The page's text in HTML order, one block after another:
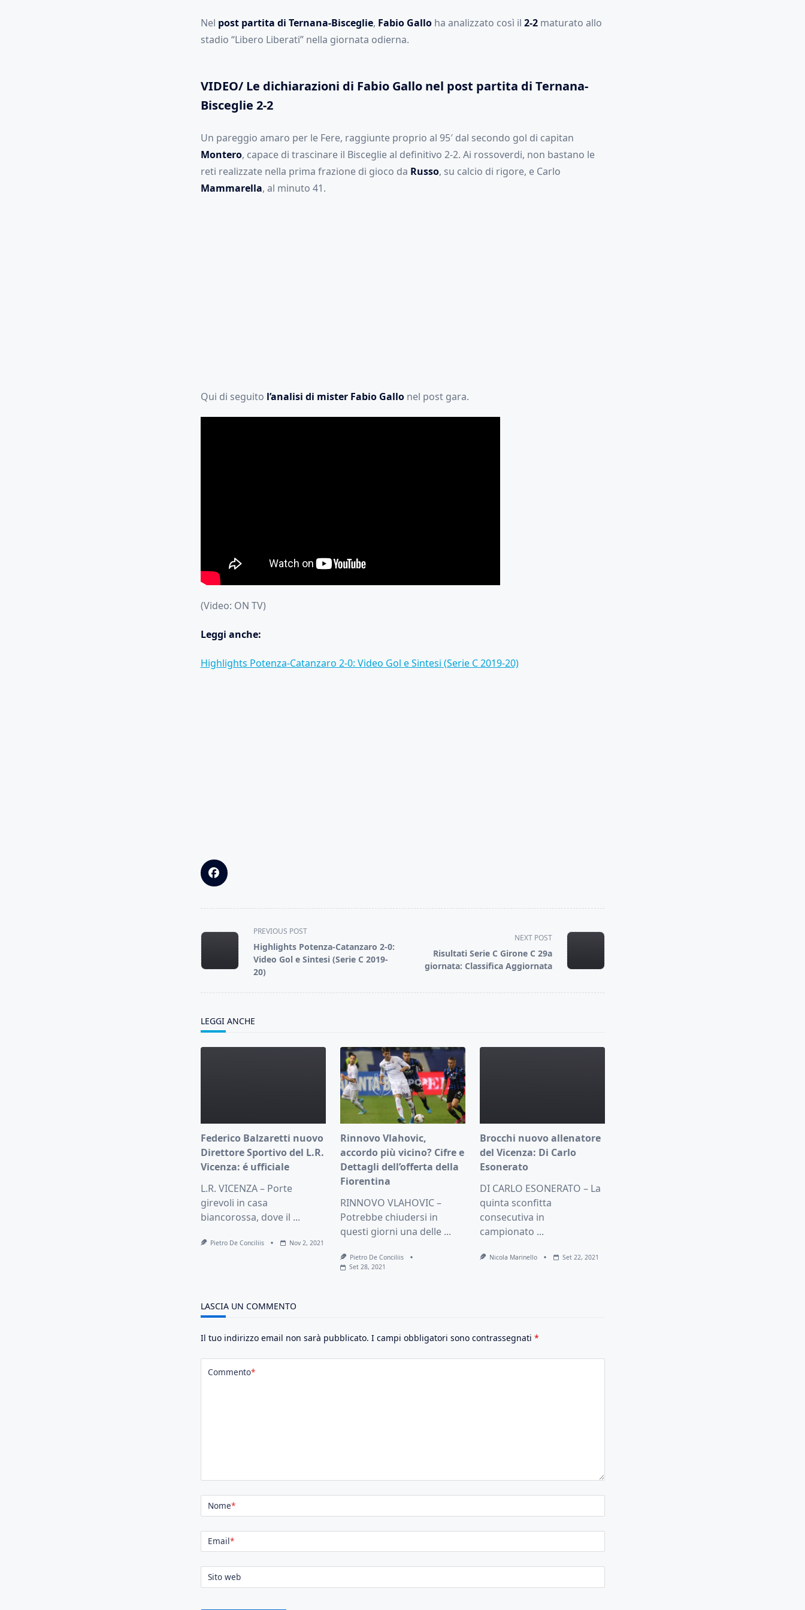
Nel post partita di Ternana-Bisceglie, Fabio Galloha analizzato così il 2-2maturato allo
stadio “Libero Liberati” nella giornata odierna.
VIDEO/ Le dichiarazioni di Fabio Gallo nel post partita di Ternana-
Bisceglie 2-2
Un pareggio amaro per le Fere, raggiunte proprio al 95′ dal secondo gol di capitan
Montero, capace di trascinare il Bisceglie al definitivo 2-2. Ai rossoverdi, non bastano le
reti realizzate nella prima frazione di gioco da Russo, su calcio di rigore, e Carlo
Mammarella, al minuto 41.
Qui di seguito l’analisi di mister Fabio Gallonel post gara.
(Video: ON TV)
Leggi anche:
Highlights Potenza-Catanzaro 2-0: Video Gol e Sintesi (Serie C 2019-20)
<span
class="nav-
subtitle
screen-
PREVIOUS POST
Highlights Potenza-Catanzaro 2-0:
Video Gol e Sintesi (Serie C 2019-
20)
NEXT POST
Risultati Serie C Girone C 29a
giornata: Classifica Aggiornata
LEGGI ANCHE
Federico Balzaretti nuovo
Direttore Sportivo del L.R.
Vicenza: é ufficiale
L.R. VICENZA – Porte
girevoli in casa
biancorossa, dove il ...
Pietro De Conciliis Nov 2, 2021
Rinnovo Vlahovic,
accordo più vicino? Cifre e
Dettagli dell’offerta della
Fiorentina
RINNOVO VLAHOVIC –
Potrebbe chiudersi in
questi giorni una delle ...
Pietro De Conciliis
Set 28, 2021
Brocchi nuovo allenatore
del Vicenza: Di Carlo
Esonerato
DI CARLO ESONERATO – La
quinta sconfitta
consecutiva in
campionato ...
Nicola Marinello Set 22, 2021
LASCIA UN COMMENTO
Il tuo indirizzo email non sarà pubblicato. I campi obbligatori sono contrassegnati *
Commento*
Nome*
Email*
Sito web